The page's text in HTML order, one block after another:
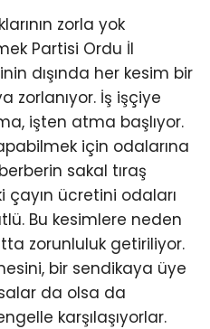
zorla yok
Partisi Ordu İl
dışında her kesim bir
zorlanıyor. İş işçiye
işten atma başlıyor.
için odalarına
sakal tıraş
çayın ücretini odaları
Bu kesimlere neden
zorunluluk getiriliyor.
bir sendikaya üye
da olsa da
karşılaşıyorlar.